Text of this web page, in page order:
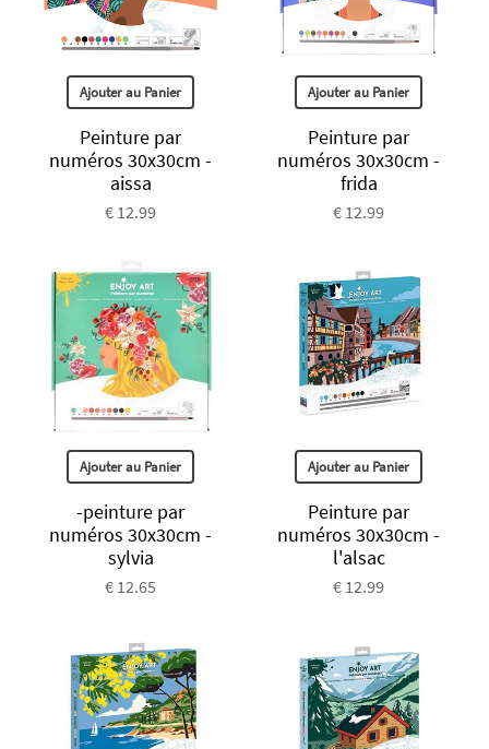
Ajouter au Panier
Peinture par
numéros 30x30cm -
aissa
€ 12.99
Ajouter au Panier
Peinture par
numéros 30x30cm -
frida
€ 12.99
Ajouter au Panier
-peinture par
numéros 30x30cm -
sylvia
€ 12.65
Ajouter au Panier
Peinture par
numéros 30x30cm -
l'alsac
€ 12.99